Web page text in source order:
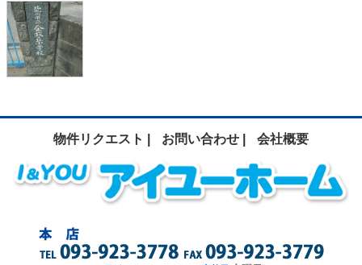
物件リクエスト | お問い合わせ | 会社概要